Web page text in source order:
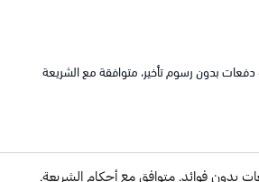
دفعات بدون رسوم تأخير، متوافقة مع الشريعة